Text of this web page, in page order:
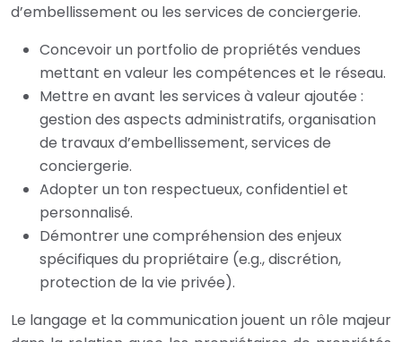
d’embellissement ou les services de conciergerie.
Concevoir un portfolio de propriétés vendues
mettant en valeur les compétences et le réseau.
Mettre en avant les services à valeur ajoutée :
gestion des aspects administratifs, organisation
de travaux d’embellissement, services de
conciergerie.
Adopter un ton respectueux, confidentiel et
personnalisé.
Démontrer une compréhension des enjeux
spécifiques du propriétaire (e.g., discrétion,
protection de la vie privée).
Le langage et la communication jouent un rôle majeur